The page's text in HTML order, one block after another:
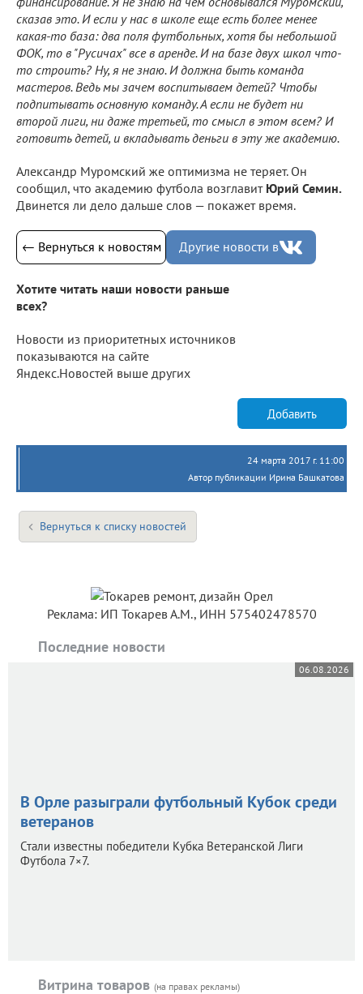
сказав это. И если у нас в школе еще есть более менее
какая-то база: два поля футбольных, хотя бы небольшой
ФОК, то в "Русичах" все в аренде. И на базе двух школ что-
то строить? Ну, я не знаю. И должна быть команда
мастеров. Ведь мы зачем воспитываем детей? Чтобы
подпитывать основную команду. А если не будет ни
второй лиги, ни даже третьей, то смысл в этом всем? И
готовить детей, и вкладывать деньги в эту же академию.
Александр Муромский же оптимизма не теряет. Он
сообщил, что академию футбола возглавит Юрий Семин.
Двинется ли дело дальше слов — покажет время.
← Вернуться к новостям Другие новости в
Хотите читать наши новости раньше
всех?
Новости из приоритетных источников
показываются на сайте
Яндекс.Новостей выше других
Добавить
24 марта 2017 г. 11:00
Автор публикации Ирина Башкатова
Вернуться к списку новостей
Реклама: ИП Токарев А.М., ИНН 575402478570
Последние новости
06.08.2026
В Орле разыграли футбольный Кубок среди
ветеранов
Стали известны победители Кубка Ветеранской Лиги
Футбола 7×7.
Витрина товаров (на правах рекламы)